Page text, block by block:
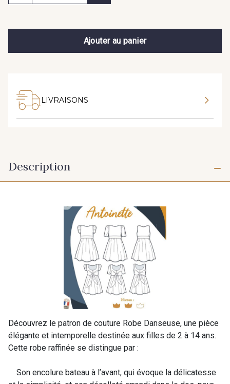
Ajouter au panier
LIVRAISONS
Description
Découvrez le patron de couture Robe Danseuse, une pièce
élégante et intemporelle destinée aux filles de 2 à 14 ans.
Cette robe raffinée se distingue par :
Son encolure bateau à l’avant, qui évoque la délicatesse